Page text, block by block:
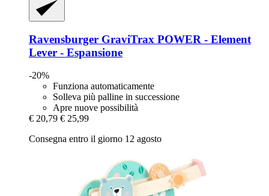
Ravensburger GraviTrax POWER -​ Element
Lever -​ Espansione
-20%
Funziona automaticamente
Solleva più palline in successione
Apre nuove possibilità
€ 20,79 € 25,99
Consegna entro il giorno 12 agosto